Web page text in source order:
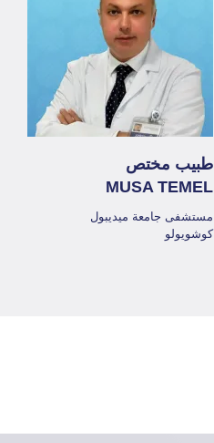
طبيب مختص
MUSA TEMEL
مستشفى جامعة ميديبول
كوشويولو